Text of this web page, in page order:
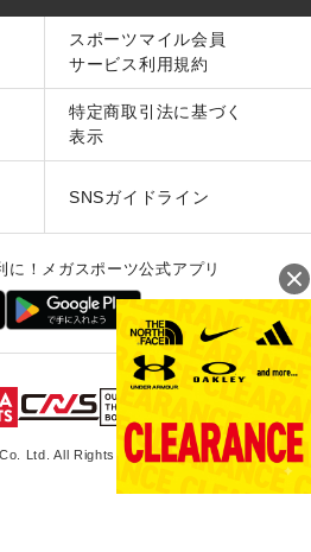
スポーツマイル会員
サービス利用規約
特定商取引法に基づく
表示
SNSガイドライン
に！メガスポーツ公式アプリ
Ltd. All Rights Reserved.